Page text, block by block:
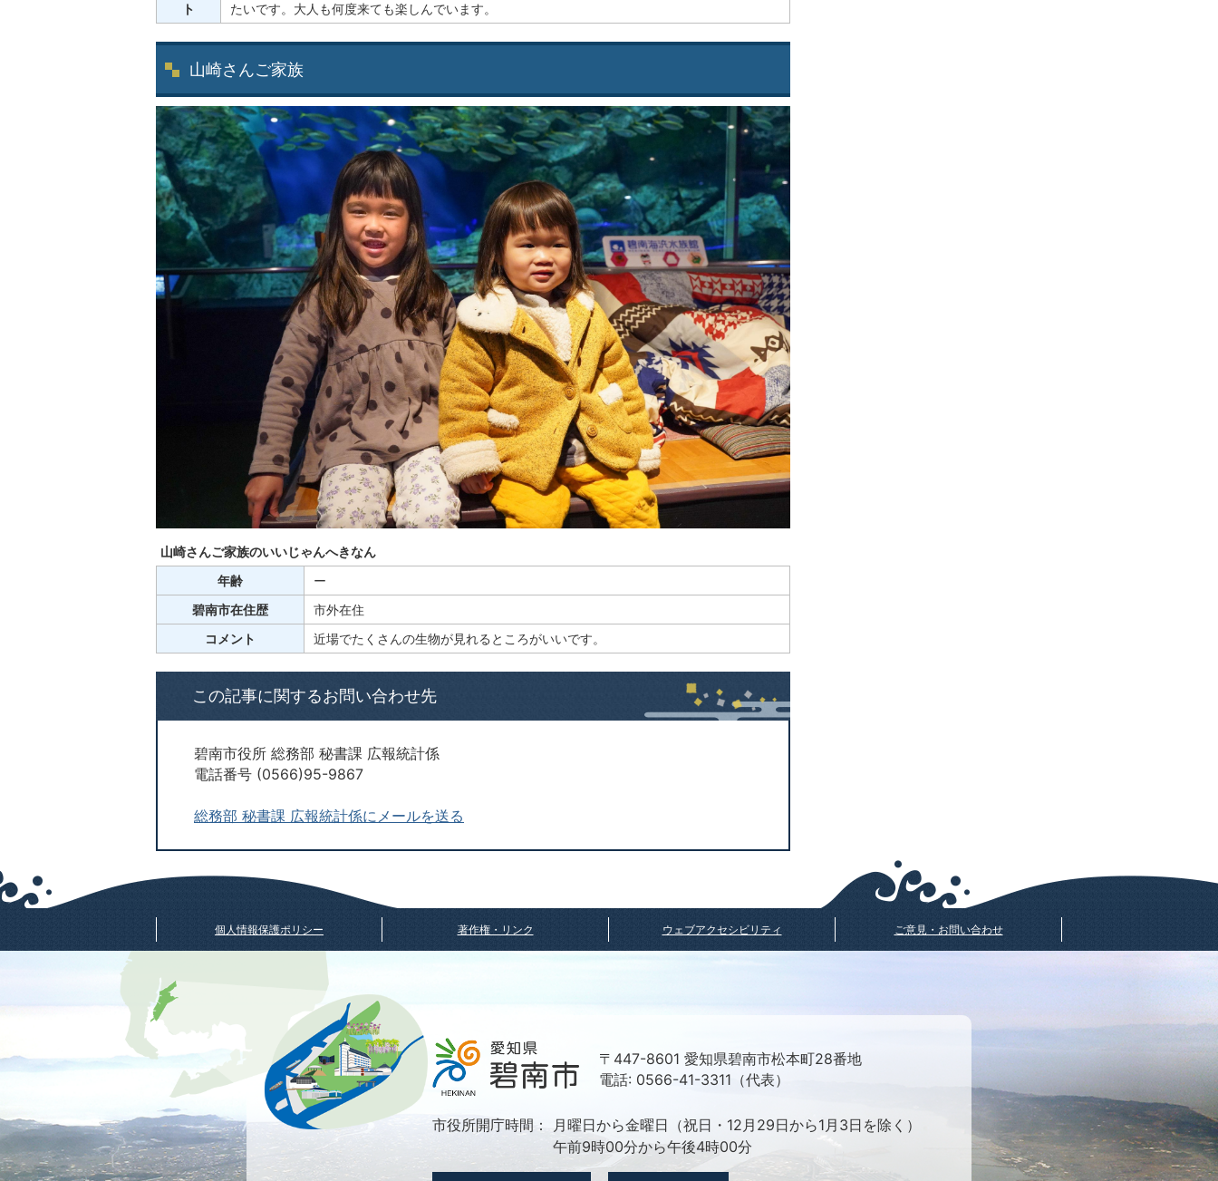
ト
たいです。大人も何度来ても楽しんでいます。
山崎さんご家族
山崎さんご家族のいいじゃんへきなん
年齢
ー
碧南市在住歴
市外在住
コメント
近場でたくさんの生物が見れるところがいいです。
この記事に関するお問い合わせ先
碧南市役所 総務部 秘書課 広報統計係
電話番号 (0566)95-9867
総務部 秘書課 広報統計係にメールを送る
個人情報保護ポリシー 著作権・リンク ウェブアクセシビリティ ご意見・お問い合わせ
〒447-8601 愛知県碧南市松本町28番地
電話: 0566-41-3311（代表）
市役所開庁時間：
月曜日から金曜日（祝日・12月29日から1月3日を除く）
午前9時00分から午後4時00分